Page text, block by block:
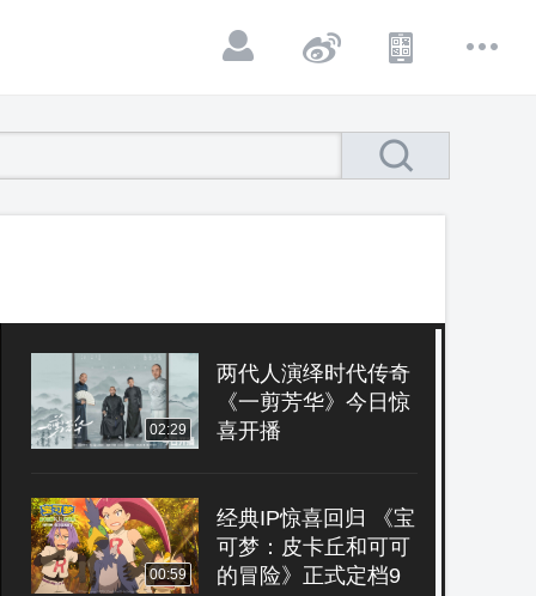
02:29
两代人演绎时代传奇
《一剪芳华》今日惊
喜开播
00:59
经典IP惊喜回归 《宝
可梦：皮卡丘和可可
的冒险》正式定档9